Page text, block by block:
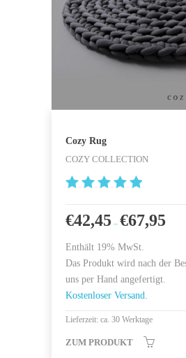
Cozy Rug
COZY COLLECTION
von 5
€42,45 – €67,95
Enthält 19% MwSt.
Das Produkt wird nach der
uns per Hand angefertigt.
Kostenloser Versand.
Lieferzeit: ca. 30 Werktage
ZUM PRODUKT